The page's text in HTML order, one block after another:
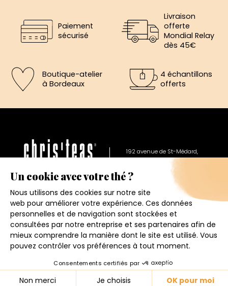
Paiement
sécurisé
Livraison
offerte
Mondial Relay
dès 45€
Boutique-atelier
à Bordeaux
4 échantillons
offerts
192 avenue de St-Médard,
Eysines
Du lundi au vendredi de 12h à 19h
4.6★
158 avis
5€ offerts sur votre prochaine
commande
Inscrivez vous a notre newsletter et recevez
immédiatement un bon de réduction de 5€.
Votre adresse email
J'accepte de recevoir la newsletter et j'ai pris connaissance
de la politique de confidentialité.
Je m'inscris
© 2026 - CHRIS'TEAS
Conditions générales de ventes
Mentions légales
Politique de confidentialité
Contact